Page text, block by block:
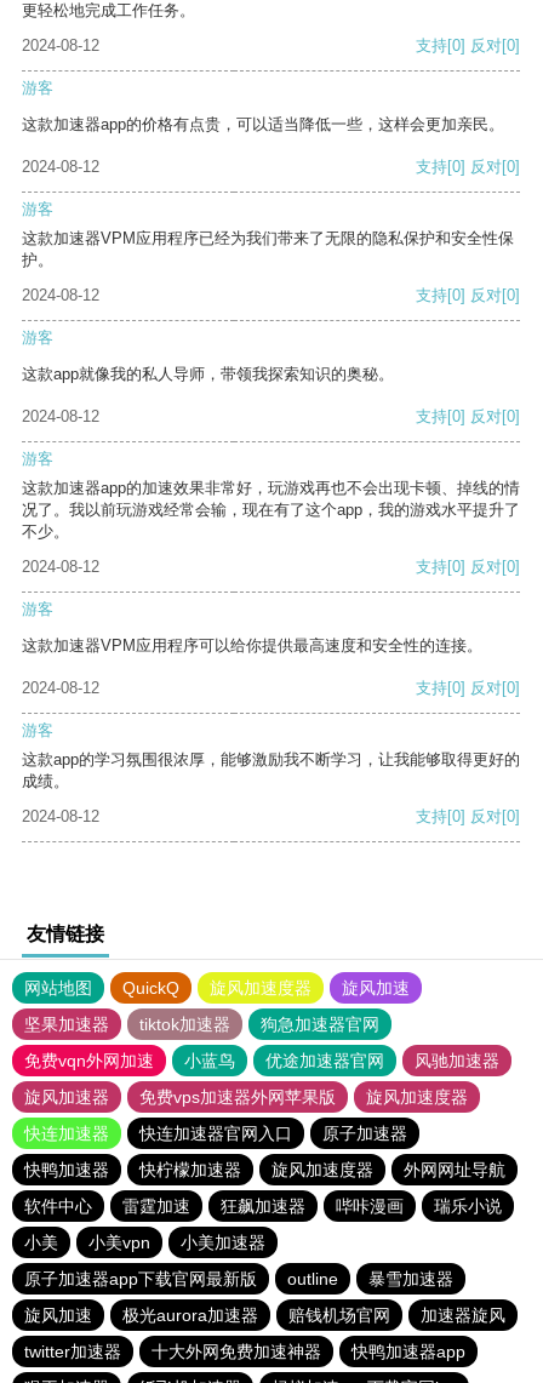
更轻松地完成工作任务。
2024-08-12
支持[0] 反对[0]
游客
这款加速器app的价格有点贵，可以适当降低一些，这样会更加亲民。
2024-08-12 支持[0] 反对[0]
游客
这款加速器VPM应用程序已经为我们带来了无限的隐私保护和安全性保
护。
2024-08-12
支持[0] 反对[0]
游客
这款app就像我的私人导师，带领我探索知识的奥秘。
2024-08-12 支持[0] 反对[0]
游客
这款加速器app的加速效果非常好，玩游戏再也不会出现卡顿、掉线的情
况了。我以前玩游戏经常会输，现在有了这个app，我的游戏水平提升了
不少。
2024-08-12
支持[0] 反对[0]
游客
这款加速器VPM应用程序可以给你提供最高速度和安全性的连接。
2024-08-12 支持[0] 反对[0]
游客
这款app的学习氛围很浓厚，能够激励我不断学习，让我能够取得更好的
成绩。
2024-08-12
支持[0] 反对[0]
友情链接
网站地图 QuickQ 旋风加速度器
旋风加速
坚果加速器
tiktok加速器
狗急加速器官网
免费vqn外网加速
小蓝鸟 优途加速器官网
风驰加速器
旋风加速器
免费vps加速器外网苹果版
旋风加速度器
快连加速器
快连加速器官网入口
原子加速器
快鸭加速器
快柠檬加速器 旋风加速度器
外网网址导航
软件中心
雷霆加速 狂飙加速器 哔咔漫画
瑞乐小说
小美
小美vpn
小美加速器
原子加速器app下载官网最新版
outline
暴雪加速器
旋风加速
极光aurora加速器 赔钱机场官网
加速器旋风
twitter加速器
十大外网免费加速神器
快鸭加速器app